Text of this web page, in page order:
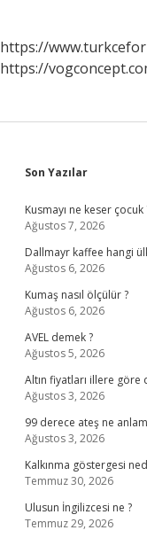
https://
https://
Sidebar
Son Yazılar
Kusmayı ne keser çocuk
Ağustos 7, 2026
Dallmayr kaffee hangi
Ağustos 6, 2026
Kumaş nasıl ölçülür ?
Ağustos 6, 2026
AVEL demek ?
Ağustos 5, 2026
Altın fiyatları illere göre
Ağustos 3, 2026
99 derece ateş ne
Ağustos 3, 2026
Kalkınma göstergesi
Temmuz 30, 2026
Ulusun İngilizcesi ne ?
Temmuz 29, 2026